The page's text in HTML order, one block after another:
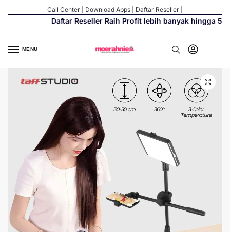
Call Center Download Apps Daftar Reseller
Daftar Reseller Raih Profit lebih banyak hingga 500%
MENU